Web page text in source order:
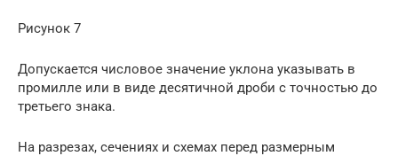
Рисунок 7
Допускается числовое значение уклона указывать в
промилле или в виде десятичной дроби с точностью до
третьего знака.
На разрезах, сечениях и схемах перед размерным